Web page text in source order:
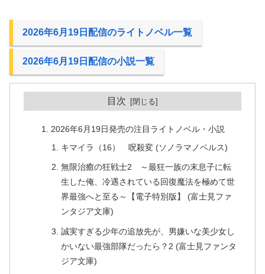
2026年6月19日配信のライトノベル一覧
2026年6月19日配信の小説一覧
目次
2026年6月19日発売の注目ライトノベル・小説
キマイラ（16） 呪殺変 (ソノラマノベルス)
無限治癒の狂戦士2 ～最狂一族の末息子に転
生した俺、冷遇されている回復魔法を極めて世
界最強へと至る～【電子特別版】 (富士見ファ
ンタジア文庫)
誠実すぎる少年の追放先が、男嫌いな美少女し
かいない最強部隊だったら？2 (富士見ファンタ
ジア文庫)